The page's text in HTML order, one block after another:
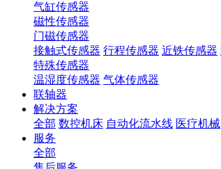
气缸传感器
磁性传感器
门磁传感器
接触式传感器 行程传感器 近铁传感器
特殊传感器
温湿度传感器 气体传感器
联轴器
解决方案
全部 数控机床 自动化流水线 医疗机械
服务
全部